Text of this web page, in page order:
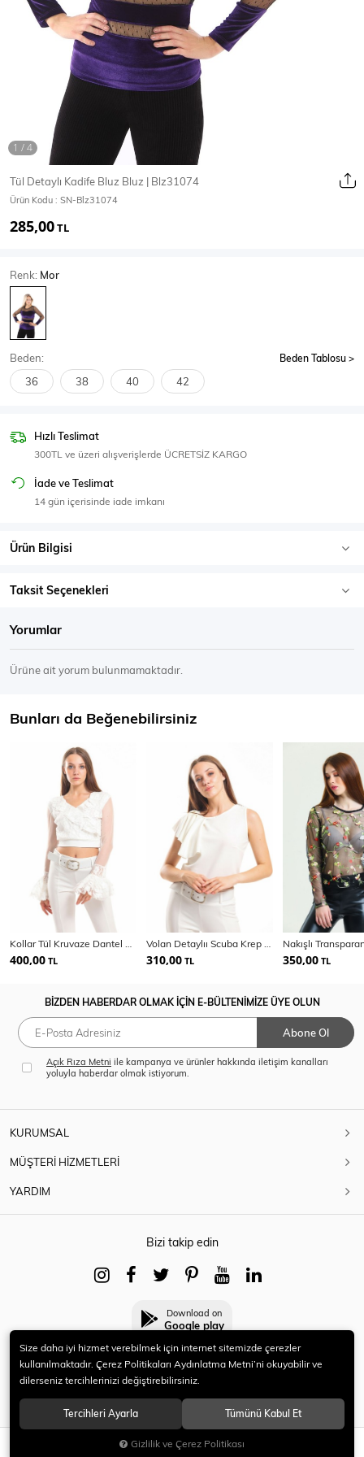
Mont & Kaban
T-SHİRT & BLUZ
T-Shirt
Body
SPOR GİYİM
Eşofman Üstü
Tül Detaylı Kadife Bluz Bluz | Blz31074
Ürün Kodu : SN-Blz31074
285,00TL
Renk: Mor
Beden: Beden Tablosu
36 38 40 42
SEPETE EKLE
Hızlı Teslimat
300TL ve üzeri alışverişlerde ÜCRETSİZ KARGO
İade ve Teslimat
14 gün içerisinde iade imkanı
Ürün Bilgisi
Taksit Seçenekleri
Yorumlar
Ürüne ait yorum bulunmamaktadır.
Bunları da Beğenebilirsiniz
400,00 TL 310,00 TL 350,00 TL
BİZDEN HABERDAR OLMAK İÇİN E-BÜLTENİMİZE ÜYE OLUN
Abone Ol
Açık Rıza Metni ile kampanya ve ürünler hakkında iletişim kanalları
yoluyla haberdar olmak istiyorum.
KURUMSAL
MÜŞTERİ HİZMETLERİ
YARDIM
Bizi takip edin
Download on
Google play
© 2021 HERYENİ. Tüm hakları saklıdır.
Size daha iyi hizmet verebilmek için internet sitemizde çerezler
kullanılmaktadır. Çerez Politikaları Aydınlatma Metni’ni okuyabilir ve
dilerseniz tercihlerinizi değiştirebilirsiniz.
Tercihleri Ayarla Tümünü Kabul Et
Gizlilik ve Çerez Politikası